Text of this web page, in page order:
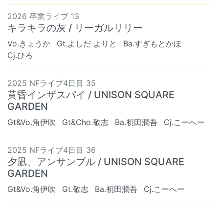
2026 卒業ライブ 13
キラキラの灰 / リーガルリリー
Vo.きょうか Gt.よしだ よりと
Ba.すぎもとかほ
Cj.ひろ
2025 NFライブ4日目 35
黄昏インザスパイ / UNISON SQUARE
GARDEN
Gt&Vo.角伊吹 Gt&Cho.敬志 Ba.初田潤吾 Cj.こーへー
2025 NFライブ4日目 36
夕凪、アンサンブル / UNISON SQUARE
GARDEN
Gt&Vo.角伊吹 Gt.敬志 Ba.初田潤吾 Cj.こーへー